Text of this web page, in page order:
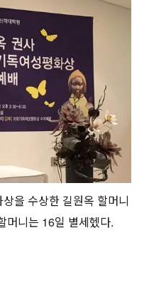
을 수상한 길원옥 할머니
머니는 16일 별세헸다.